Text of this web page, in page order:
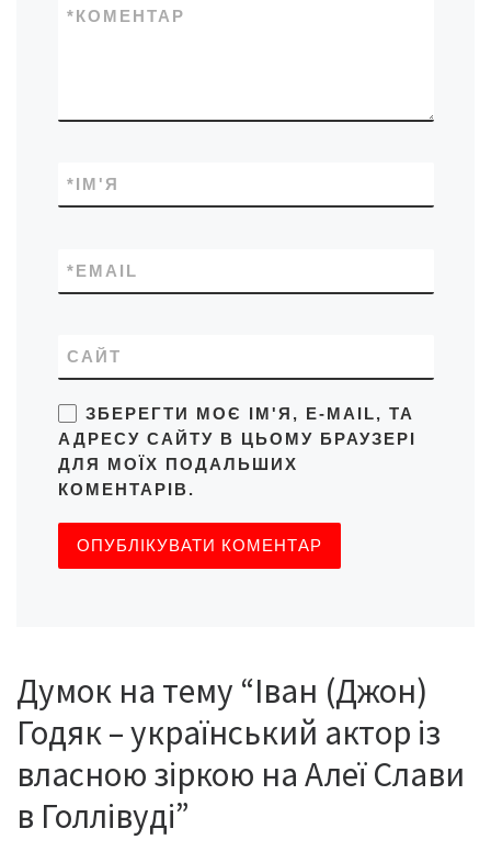
КОМЕНТАР
*
ІМ'Я
*
EMAIL
*
САЙТ
ЗБЕРЕГТИ МОЄ ІМ'Я, E-MAIL, ТА
АДРЕСУ САЙТУ В ЦЬОМУ БРАУЗЕРІ
ДЛЯ МОЇХ ПОДАЛЬШИХ
КОМЕНТАРІВ.
Думок на тему “Іван (Джон)
Годяк – український актор із
власною зіркою на Алеї Слави
в Голлівуді”